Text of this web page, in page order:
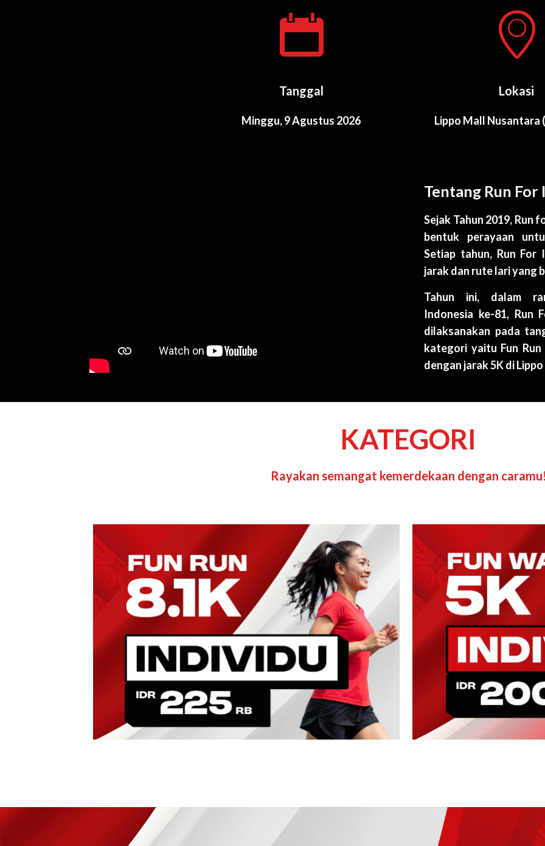
Tanggal
Minggu, 9 Agustus 2026
Lokasi
Lippo Mall Nusantara
Tentang Run
Sejak Tahun 2019, Run
bentuk perayaan
Setiap tahun, Run For
jarak dan rute lari yang
Tahun ini, dalam
Indonesia ke-81, Run
dilaksanakan pada
kategori yaitu Fun
dengan jarak 5K di
KATEGORI
Rayakan semangat kemerdekaan dengan